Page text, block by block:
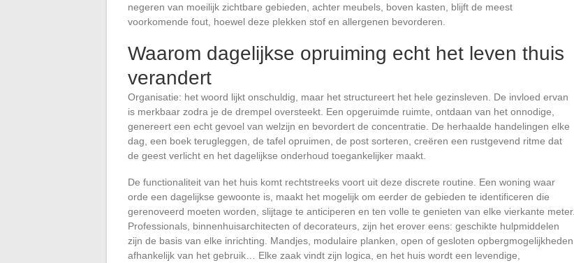
negeren van moeilijk zichtbare gebieden, achter meubels, boven kasten, blijft de meest
voorkomende fout, hoewel deze plekken stof en allergenen bevorderen.
Waarom dagelijkse opruiming echt het leven thuis
verandert
Organisatie: het woord lijkt onschuldig, maar het structureert het hele gezinsleven. De invloed ervan
is merkbaar zodra je de drempel oversteekt. Een opgeruimde ruimte, ontdaan van het onnodige,
genereert een echt gevoel van welzijn en bevordert de concentratie. De herhaalde handelingen elke
dag, een boek terugleggen, de tafel opruimen, de post sorteren, creëren een rustgevend ritme dat
de geest verlicht en het dagelijkse onderhoud toegankelijker maakt.
De functionaliteit van het huis komt rechtstreeks voort uit deze discrete routine. Een woning waar
orde een dagelijkse gewoonte is, maakt het mogelijk om eerder de gebieden te identificeren die
gerenoveerd moeten worden, slijtage te anticiperen en ten volle te genieten van elke vierkante meter.
Professionals, binnenhuisarchitecten of decorateurs, zijn het erover eens: geschikte hulpmiddelen
zijn de basis van elke inrichting. Mandjes, modulaire planken, open of gesloten opbergmogelijkheden
afhankelijk van het gebruik… Elke zaak vindt zijn logica, en het huis wordt een levendige,